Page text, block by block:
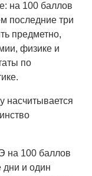
на 100 баллов
последние три
предметно,
физике и
по
насчитывается
на 100 баллов
дни и один